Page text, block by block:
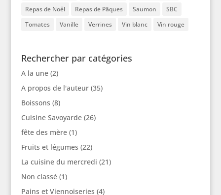
Repas de Noël
Repas de Pâques Saumon
SBC
Tomates
Vanille Verrines Vin blanc Vin rouge
Rechercher par catégories
A la une(2)
A propos de l'auteur(35)
Boissons (8)
Cuisine Savoyarde(26)
fête des mère(1)
Fruits et légumes (22)
La cuisine du mercredi (21)
Non classé(1)
Pains et Viennoiseries (4)